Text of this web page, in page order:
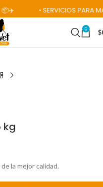
• SERVICIOS PARA
0 $
kg
la mejor calidad.